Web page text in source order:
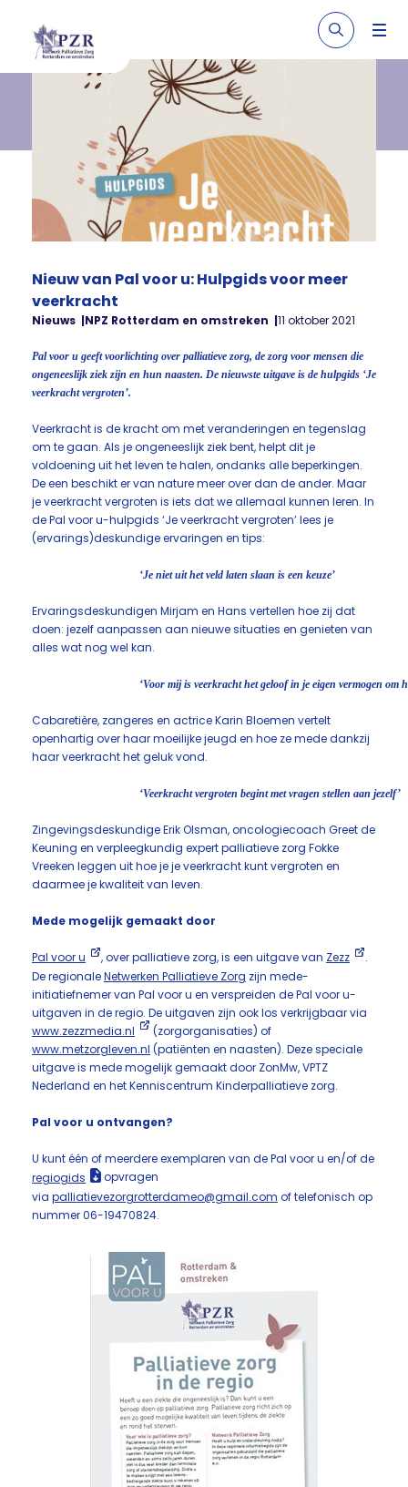
Nieuw van Pal voor u: Hulpgids voor meer
veerkracht
Nieuws NPZ Rotterdam en omstreken 11 oktober 2021
Pal voor u geeft voorlichting over palliatieve zorg, de zorg voor mensen die
ongeneeslijk ziek zijn en hun naasten. De nieuwste uitgave is de hulpgids ‘Je
veerkracht vergroten’.
Veerkracht is de kracht om met veranderingen en tegenslag
om te gaan. Als je ongeneeslijk ziek bent, helpt dit je
voldoening uit het leven te halen, ondanks alle beperkingen.
De een beschikt er van nature meer over dan de ander. Maar
je veerkracht vergroten is iets dat we allemaal kunnen leren. In
de Pal voor u-hulpgids ‘Je veerkracht vergroten’ lees je
(ervarings)deskundige ervaringen en tips:
‘Je niet uit het veld laten slaan is een keuze’
Ervaringsdeskundigen Mirjam en Hans vertellen hoe zij dat
doen: jezelf aanpassen aan nieuwe situaties en genieten van
alles wat nog wel kan.
‘Voor mij is veerkracht het geloof in je eigen vermogen om
Cabaretière, zangeres en actrice Karin Bloemen vertelt
openhartig over haar moeilijke jeugd en hoe ze mede dankzij
haar veerkracht het geluk vond.
‘Veerkracht vergroten begint met vragen stellen aan jezelf’
Zingevingsdeskundige Erik Olsman, oncologiecoach Greet de
Keuning en verpleegkundig expert palliatieve zorg Fokke
Vreeken leggen uit hoe je je veerkracht kunt vergroten en
daarmee je kwaliteit van leven.
Mede mogelijk gemaakt door
Pal voor u , over palliatieve zorg, is een uitgave van Zezz
.
De regionaleNetwerken Palliatieve Zorg zijn mede-
initiatiefnemer van Pal voor u en verspreiden de Pal voor u-
uitgaven in de regio. De uitgaven zijn ook los verkrijgbaar via
www.zezzmedia.nl
(zorgorganisaties) of
www.metzorgleven.nl (patiënten en naasten). Deze speciale
uitgave is mede mogelijk gemaakt door ZonMw, VPTZ
Nederland en het Kenniscentrum Kinderpalliatieve zorg.
Pal voor u ontvangen?
U kunt één of meerdere exemplaren van de Pal voor u en/of de
regiogids
opvragen
via palliatievezorgrotterdameo@gmail.com of telefonisch op
nummer 06-19470824.